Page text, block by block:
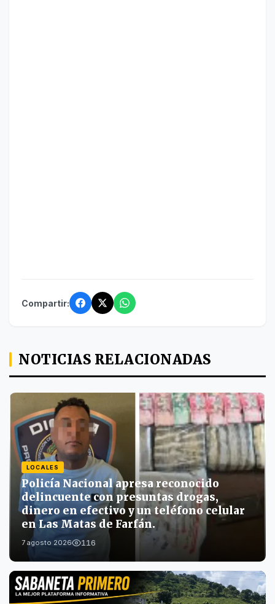
Compartir:
NOTICIAS RELACIONADAS
LOCALES
Policía Nacional apresa reconocido
delincuente con presuntas drogas,
dinero en efectivo y un teléfono celular
en Las Matas de Farfán.
7 agosto 2026 116